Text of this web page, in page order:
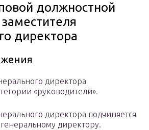
должностной
директора
директора
«руководители».
директора подчиняется
директору.